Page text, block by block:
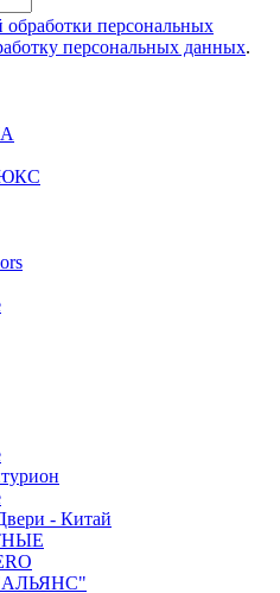
обработки персональных
персональных данных.
- Китай
"АЛЬЯНС"